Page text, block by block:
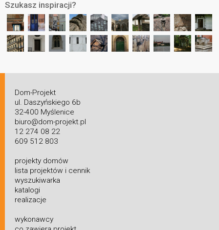
Szukasz inspiracji?
Dom-Projekt
ul. Daszyńskiego 6b
32-400 Myślenice
biuro@dom-projekt.pl
12 274 08 22
609 512 803
projekty domów
lista projektów i cennik
wyszukiwarka
katalogi
realizacje
wykonawcy